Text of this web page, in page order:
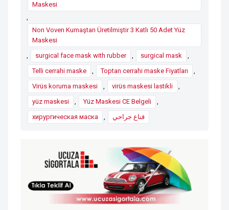
Maskesi
,
Non Voven Kumaştan Üretilmiştir 3 Katlı 50 Adet Yüz
Maskesi
,
surgical face mask with rubber , surgical mask
,
Telli cerrahi maske
, Toptan cerrahi maske Fiyatları
,
Virüs koruma maskesi
, virüs maskesi lastikli
,
yüz maskesi
, Yüz Maskesi CE Belgeli
,
хирургическая маска
, قناع جراحي